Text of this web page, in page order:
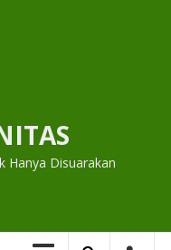
Hanya Disuarakan